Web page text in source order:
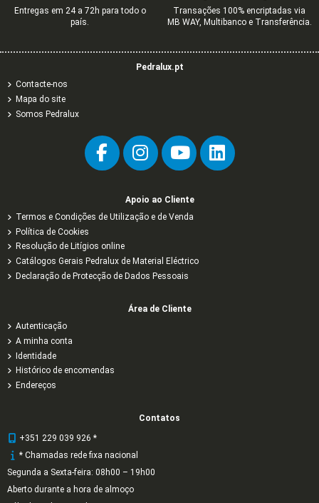
Entregas em 24 a 72h para todo o
país.
Transações 100% encriptadas via
MB WAY, Multibanco e Transferência.
Pedralux.pt
Contacte-nos
Mapa do site
Somos Pedralux
Apoio ao Cliente
Termos e Condições de Utilização e de Venda
Política de Cookies
Resolução de Litígios online
Catálogos Gerais Pedralux de Material Eléctrico
Declaração de Protecção de Dados Pessoais
Área de Cliente
Autenticação
A minha conta
Identidade
Histórico de encomendas
Endereços
Contatos
+351 229 039 926 *
* Chamadas rede fixa nacional
Segunda a Sexta-feira: 08h00 – 19h00
Aberto durante a hora de almoço